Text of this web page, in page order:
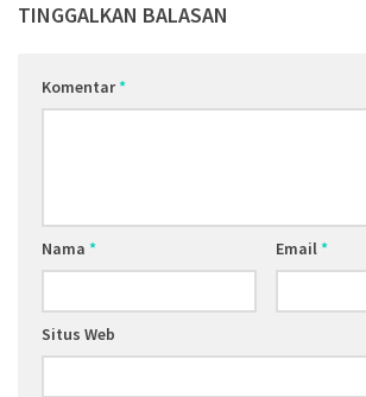
TINGGALKAN BALASAN
Komentar*
Nama * Email*
Situs Web